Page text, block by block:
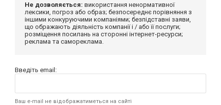
Не дозволяється: використання ненормативної
лексики, погроз або образ; безпосереднє порівняння з
іншими конкуруючими компаніями; безпідставні заяви,
що ображають діяльність компанії і / або її послуги;
розміщення посилань на сторонні інтернет-ресурси;
реклама та самореклама.
Введіть email:
Ваш e-mail не відображатиметься на сайті